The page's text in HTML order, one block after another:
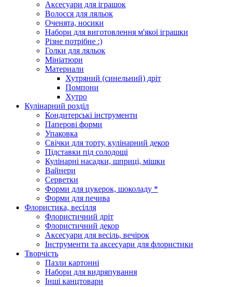
Аксесуари для іграшок
Волосся для ляльок
Оченята, носики
Набори для виготовлення м'якої іграшки
Різне потрібне :)
Голки для ляльок
Мініатюри
Материали
Хутряний (синельний) дріт
Помпони
Хутро
Кулінарний розділ
Кондитерські інструменти
Паперові форми
Упаковка
Свічки для торту, кулінарний декор
Підставки під солодощі
Кулінарні насадки, шприці, мішки
Вайнери
Серветки
Форми для цукерок, шоколаду *
Форми для печива
Флористика, весілля
Флористичний дріт
Флористичний декор
Аксесуари для весіль, вечірок
Інструменти та аксесуари для флористики
Творчість
Пазли картонні
Набори для видряпування
Інші канцтовари